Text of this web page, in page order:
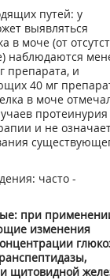
путей: у
выявляться
в моче (от
наблюдаются
препарата, и
40 мг
в моче
протеинурия
и не
часто -
при
изменения
щитовидной